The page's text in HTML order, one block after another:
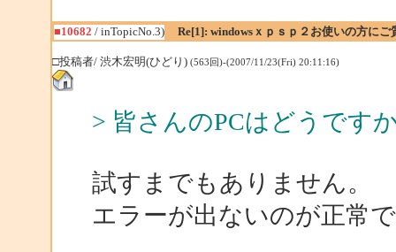
■10682 / inTopicNo.3) Re[1]: windowsｘｐｓｐ２お使いの方にご
□投稿者/ 渋木宏明(ひどり) (563回)-(2007/11/23(Fri) 20:11:16)
> 皆さんのPCはどうです
試すまでもありません。
エラーが出ないのが正常